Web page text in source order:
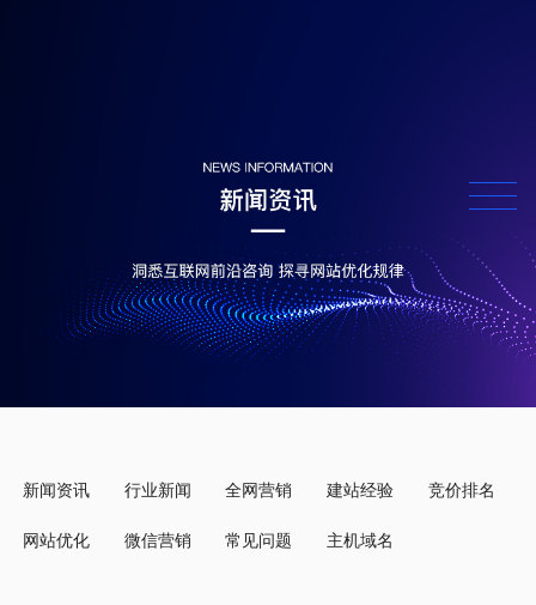
新闻资讯 行业新闻 全网营销 建站经验 竞价排名
网站优化 微信营销 常见问题 主机域名